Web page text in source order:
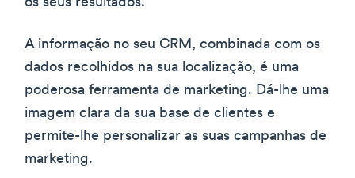
A informação no seu CRM, combinada com os
dados recolhidos na sua localização, é uma
poderosa ferramenta de marketing. Dá-lhe uma
imagem clara da sua base de clientes e
permite-lhe personalizar as suas campanhas de
marketing.